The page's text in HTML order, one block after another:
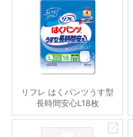
リフレ はくパンツうす型
長時間安心L18枚